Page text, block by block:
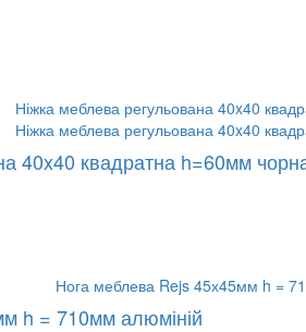
40x40 квадратна h=60мм
h = 710мм алюміній